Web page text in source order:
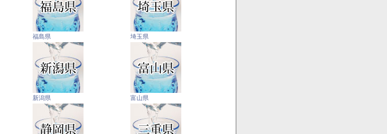
福島県 埼玉県
新潟県 富山県